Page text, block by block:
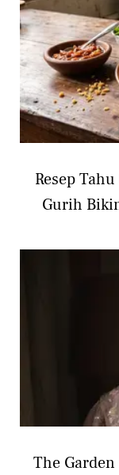
Resep
Gurih
The